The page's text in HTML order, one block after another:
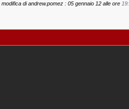
modifica di andrew.pomez : 05 gennaio 12 alle ore